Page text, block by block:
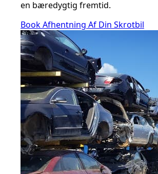
en bæredygtig fremtid.
Book Afhentning Af Din Skrotbil